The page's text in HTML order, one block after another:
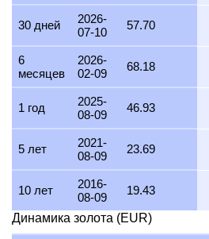
25 июля 2026 1,779.36 57.21
24 июля 2026
23 июля 2026 1,780.16
22 июля 2026 1,818.31 58.46
21 июля 2026
20 июля 2026 1,752.23
19 июля 2026 1,755.73 56.45
18 июля 2026
17 июля 2026 1,756.15 56.46
30 дней
2026-
07-10
57.70
6
месяцев
2026-
02-09
68.18
1 год
2025-
08-09
46.93
5 лет
2021-
08-09
23.69
10 лет
2016-
08-09
19.43
Динамика золота (EUR)